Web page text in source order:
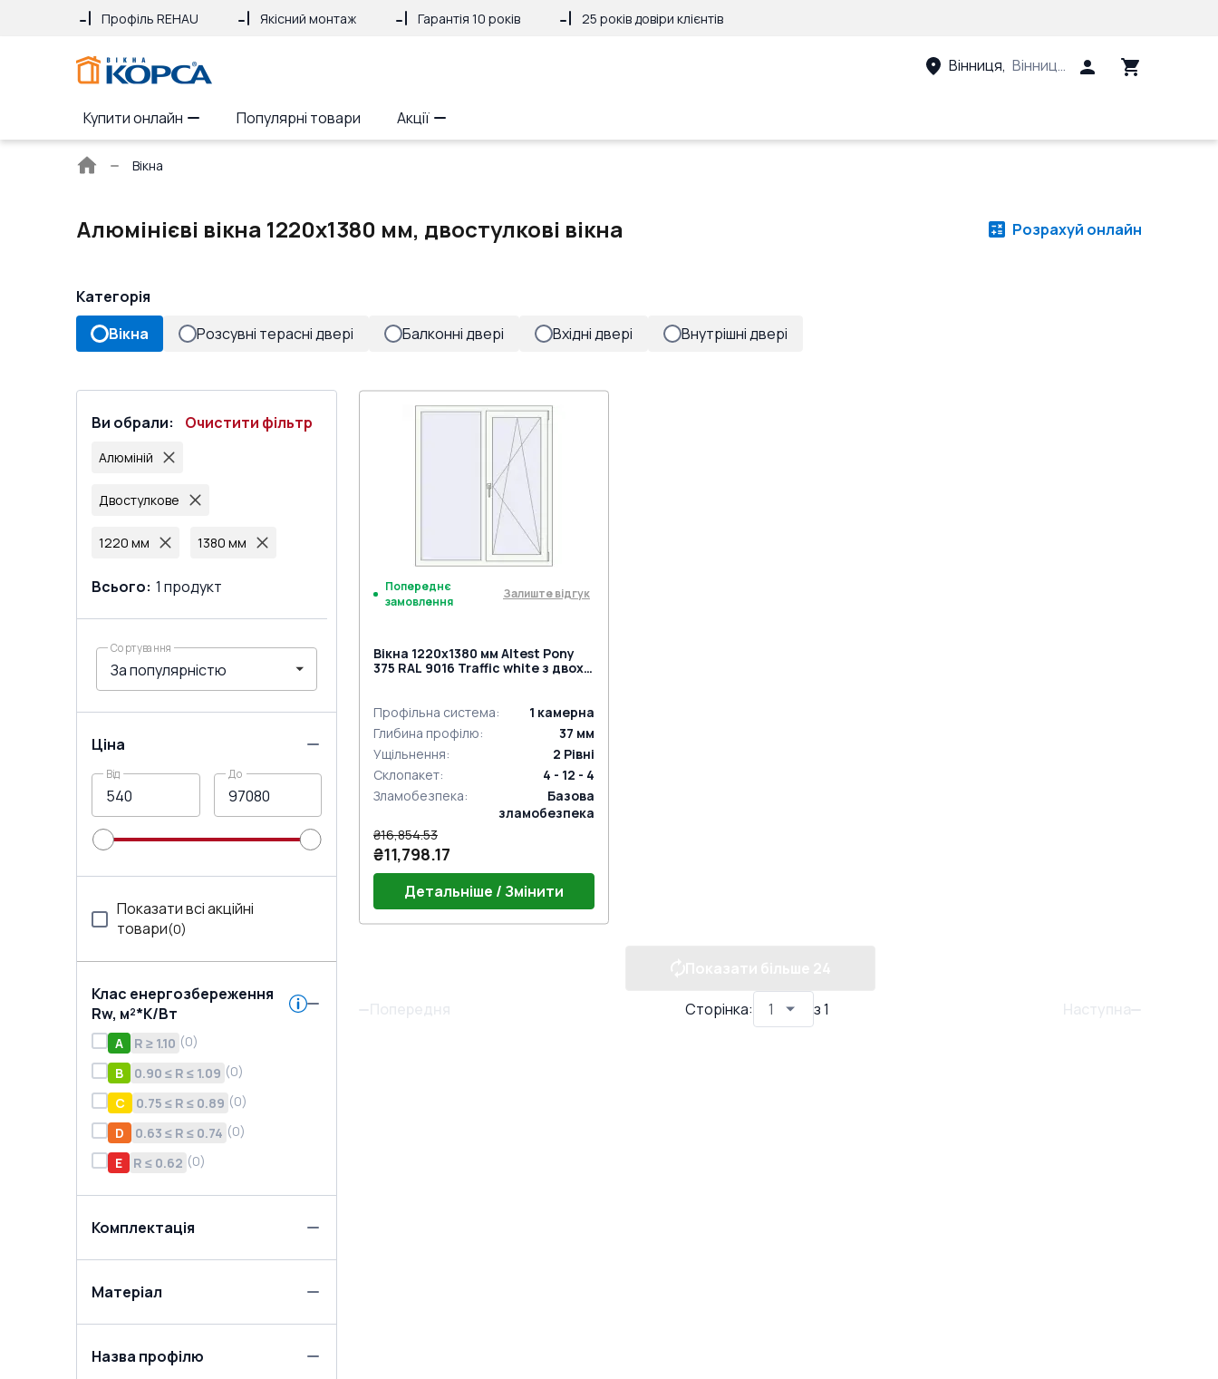
Профіль REHAU Якісний монтаж Гарантія 10 років 25 років довіри клієнтів
Вінниця, Вінницький район, Вінницька
Купити онлайн Популярні товари Акції
Головна
Вікна
Алюмінієві вікна 1220x1380 мм, двостулкові вікна Розрахуй онлайн
Категорія
Вікна
Розсувні терасні двері Балконні двері Вхідні двері Внутрішні двері
Ви обрали: Очистити фільтр
Алюміній
Двостулкове
1220 мм 1380 мм
Всього: 1 продукт
Сортування
Ціна
Від До
Показати всі акційні
товари(0)
Клас енергозбереження
Rw, м²*K/Вт
A R ≥ 1.10 (0)
B
0.90 ≤ R ≤ 1.09 (0)
C
0.75 ≤ R ≤ 0.89 (0)
D
0.63 ≤ R ≤ 0.74 (0)
E
R ≤ 0.62 (0)
Комплектація
Матеріал
Назва профілю
Попереднє
замовлення
Залиште відгук
Вікна 1220x1380 мм Altest Pony
375 RAL 9016 Traffic white з двох
Профільна система: 1 камерна
Глибина профілю: 37 мм
Ущільнення: 2 Рівні
Склопакет:
4 - 12 - 4
Зламобезпека:
Базова
зламобезпека
₴16,854.53
₴11,798.17
Детальніше / Змінити
Попередня Сторінка: з1 Наступна